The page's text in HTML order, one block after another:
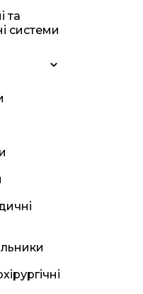
та
системи